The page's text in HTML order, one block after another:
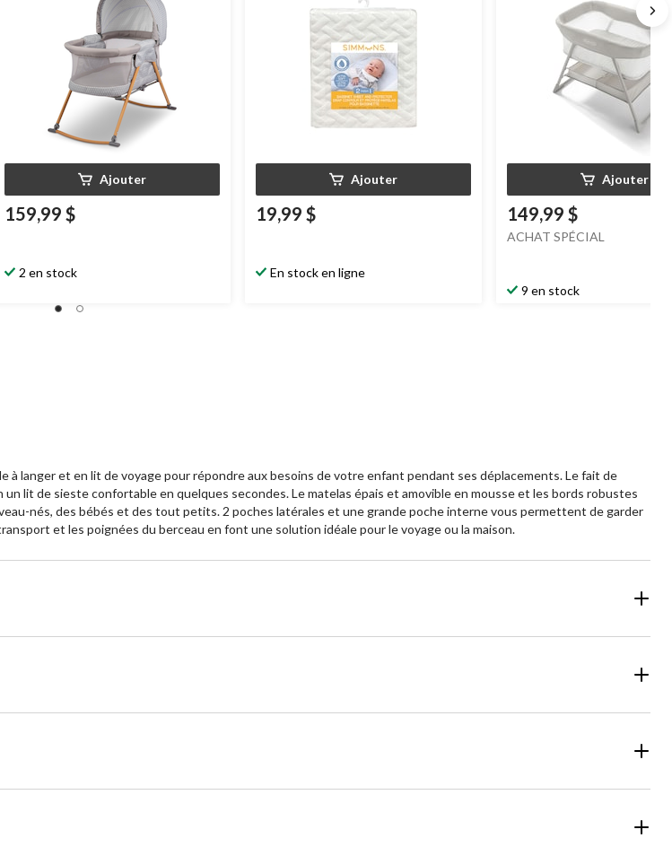
Ajouter
159,99 $
2 en stock
Ajouter
19,99 $
En stock en ligne
Ajouter
149,99 $
ACHAT SPÉCIAL
9 en stock
langer et en lit de voyage pour répondre aux besoins de votre enfant pendant ses déplacements. Le fait de
lit de sieste confortable en quelques secondes. Le matelas épais et amovible en mousse et les bords robustes
nés, des bébés et des tout petits. 2 poches latérales et une grande poche interne vous permettent de garder
et les poignées du berceau en font une solution idéale pour le voyage ou la maison.